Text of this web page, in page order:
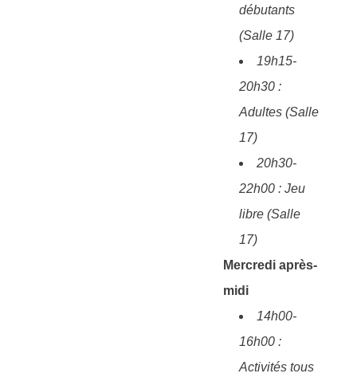
débutants
(Salle 17)
19h15-
20h30 :
Adultes (Salle
17)
20h30-
22h00 : Jeu
libre (Salle
17)
Mercredi après-
midi
14h00-
16h00 :
Activités tous